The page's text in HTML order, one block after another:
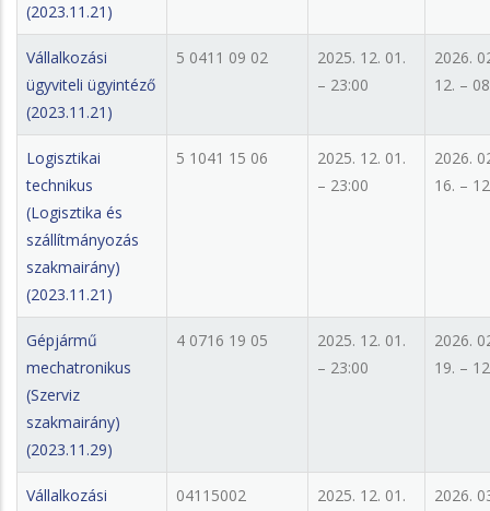
(2023.11.21)
Vállalkozási
ügyviteli ügyintéző
(2023.11.21)
5 0411 09 02
2025. 12. 01.
– 23:00
2026.
12. –
Logisztikai
technikus
(Logisztika és
szállítmányozás
szakmairány)
(2023.11.21)
5 1041 15 06
2025. 12. 01.
– 23:00
2026.
16. –
Gépjármű
mechatronikus
(Szerviz
szakmairány)
(2023.11.29)
4 0716 19 05
2025. 12. 01.
– 23:00
2026.
19. –
Vállalkozási
04115002
2025. 12. 01.
2026.